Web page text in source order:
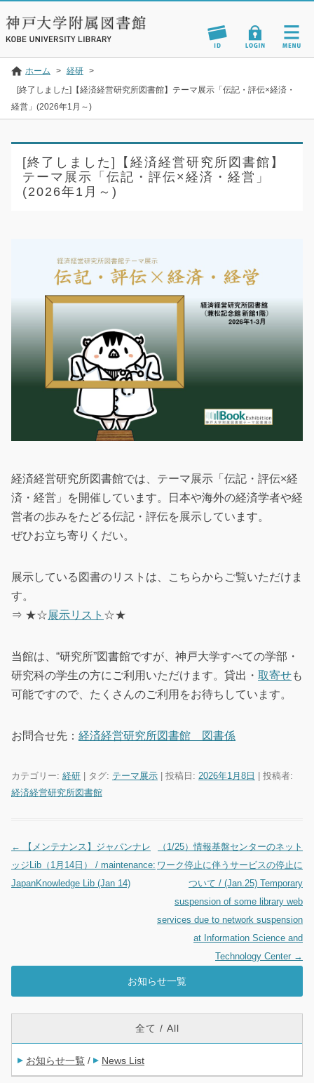
ホーム > 経研 >
[終了しました]【経済経営研究所図書館】テーマ展示「伝記・評伝×経済・
経営」(2026年1月～)
[終了しました]【経済経営研究所図書館】
テーマ展示「伝記・評伝×経済・経営」
(2026年1月～)
経済経営研究所図書館では、テーマ展示「伝記・評伝×経
済・経営」を開催しています。日本や海外の経済学者や経
営者の歩みをたどる伝記・評伝を展示しています。
ぜひお立ち寄りくだい。
展示している図書のリストは、こちらからご覧いただけま
す。
⇒ ★☆展示リスト ☆★
当館は、“研究所”図書館ですが、神戸大学すべての学部・
研究科の学生の方にご利用いただけます。貸出・ 取寄せも
可能ですので、たくさんのご利用をお待ちしています。
お問合せ先： 経済経営研究所図書館 図書係
カテゴリー: 経研 | タグ: テーマ展示 | 投稿日: 2026年1月8日
投稿者:
経済経営研究所図書館
投稿ナビゲーション
←
【メンテナンス】ジャパンナレ
ッジLib（1月14日） / maintenance:
JapanKnowledge Lib (Jan 14)
（1/25）情報基盤センターのネット
ワーク停止に伴うサービスの停止に
ついて / (Jan.25) Temporary
suspension of some library web
services due to network suspension
at Information Science and
Technology Center →
お知らせ一覧
全て / All
お知らせ一覧 / News List